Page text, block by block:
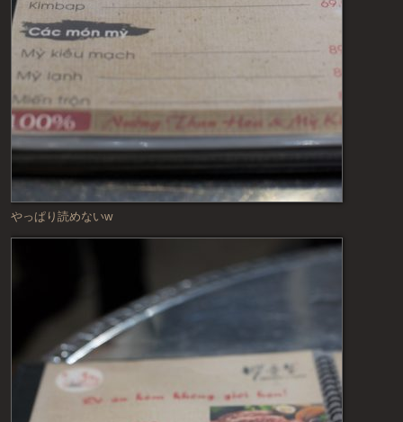
やっぱり読めないw